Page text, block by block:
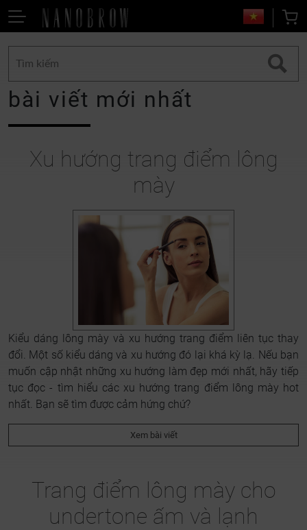
bài viết mới nhất
Xu hướng trang điểm lông
mày
Kiểu dáng lông mày và xu hướng trang điểm liên tục thay
đổi. Một số kiểu dáng và xu hướng đó lại khá kỳ lạ. Nếu bạn
muốn cập nhật những xu hướng làm đẹp mới nhất, hãy tiếp
tục đọc - tìm hiểu các xu hướng trang điểm lông mày hot
nhất. Bạn sẽ tìm được cảm hứng chứ?
Xem bài viết
Trang điểm lông mày cho
undertone ấm và lạnh